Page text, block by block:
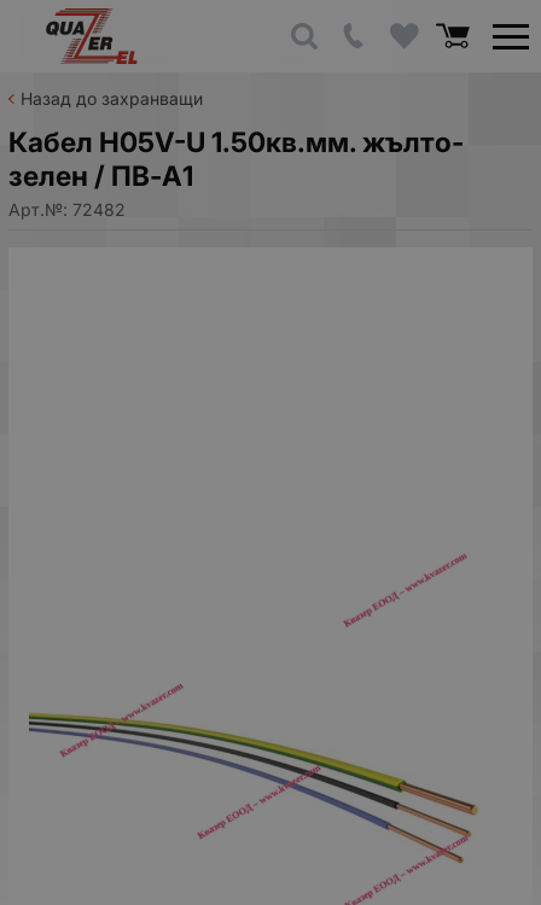
Назад до захранващи
Кабел H05V-U 1.50кв.мм. жълто-
зелен / ПВ-А1
Арт.№: 72482